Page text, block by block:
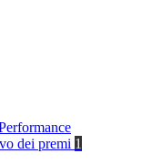
dei premi 1